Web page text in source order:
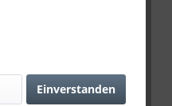
Einverstanden